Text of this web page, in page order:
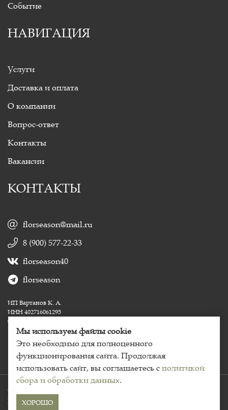
Событие
НАВИГАЦИЯ
Услуги
Доставка и оплата
О компании
Вопрос-ответ
Контакты
Вакансии
КОНТАКТЫ
florseason@mail.ru
8 (900) 577-22-33
florseason40
florseason
ИП Вартанов К. А.
ИНН 402716061295
ОГРНИП 324400000039235
Copyright © 2020 - 2026. Florseason, сеть цветочных салонов.
Политика конфиденциальности
Мы используем файлы cookie
Это необходимо для полноценного
функционирования сайта. Продолжая
использовать сайт, вы соглашаетесь с политикой
сбора и обработки данных.
ХОРОШО